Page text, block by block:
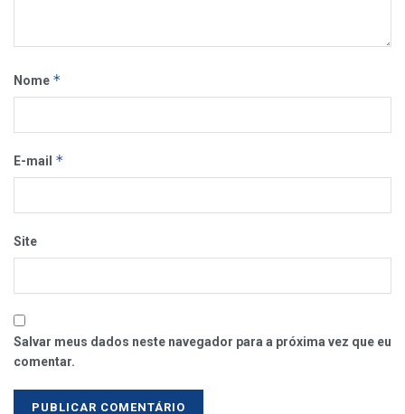
Nome *
E-mail *
Site
Salvar meus dados neste navegador para a próxima vez que eu
comentar.